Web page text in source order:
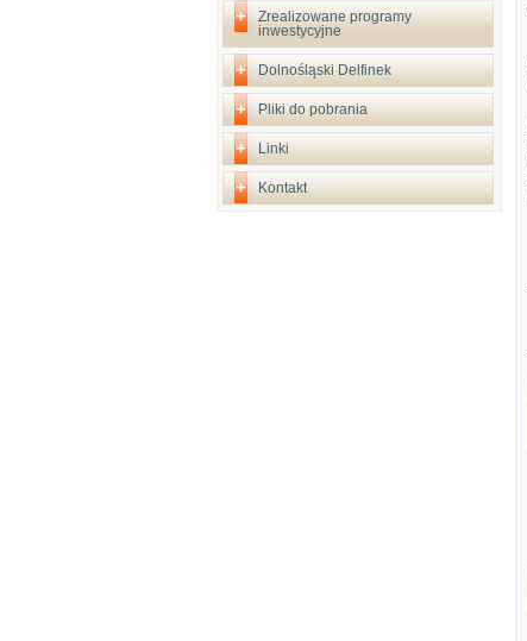
Zrealizowane programy
inwestycyjne
Dolnośląski Delfinek
Pliki do pobrania
Linki
Kontakt